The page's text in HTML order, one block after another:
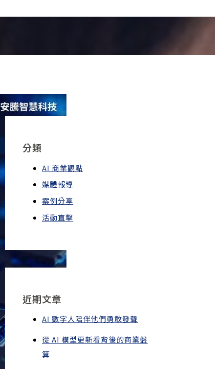
分類
AI 商業觀點
媒體報導
案例分享
活動直擊
近期文章
AI 數字人陪伴他們勇敢發聲
從 AI 模型更新看背後的商業盤
算